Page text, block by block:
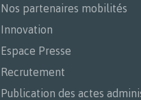
Nos partenaires mobilités
Innovation
Espace Presse
Recrutement
Publication des actes